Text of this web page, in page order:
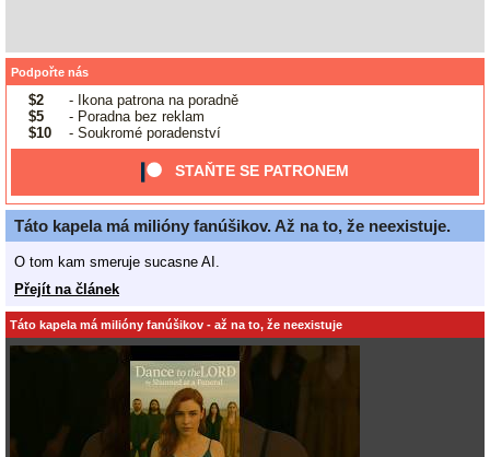
Podpořte nás
$2
- Ikona patrona na poradně
$5
- Poradna bez reklam
$10
- Soukromé poradenství
STAŇTE SE PATRONEM
Táto kapela má milióny fanúšikov. Až na to, že neexistuje.
O tom kam smeruje sucasne AI.
Přejít na článek
Táto kapela má milióny fanúšikov - až na to, že neexistuje